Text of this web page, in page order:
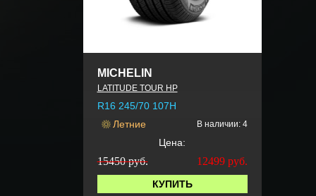
MICHELIN
LATITUDE TOUR HP
R16 245/70 107H
Летние
В наличии: 4
Цена:
15450 руб. 12499 руб.
КУПИТЬ